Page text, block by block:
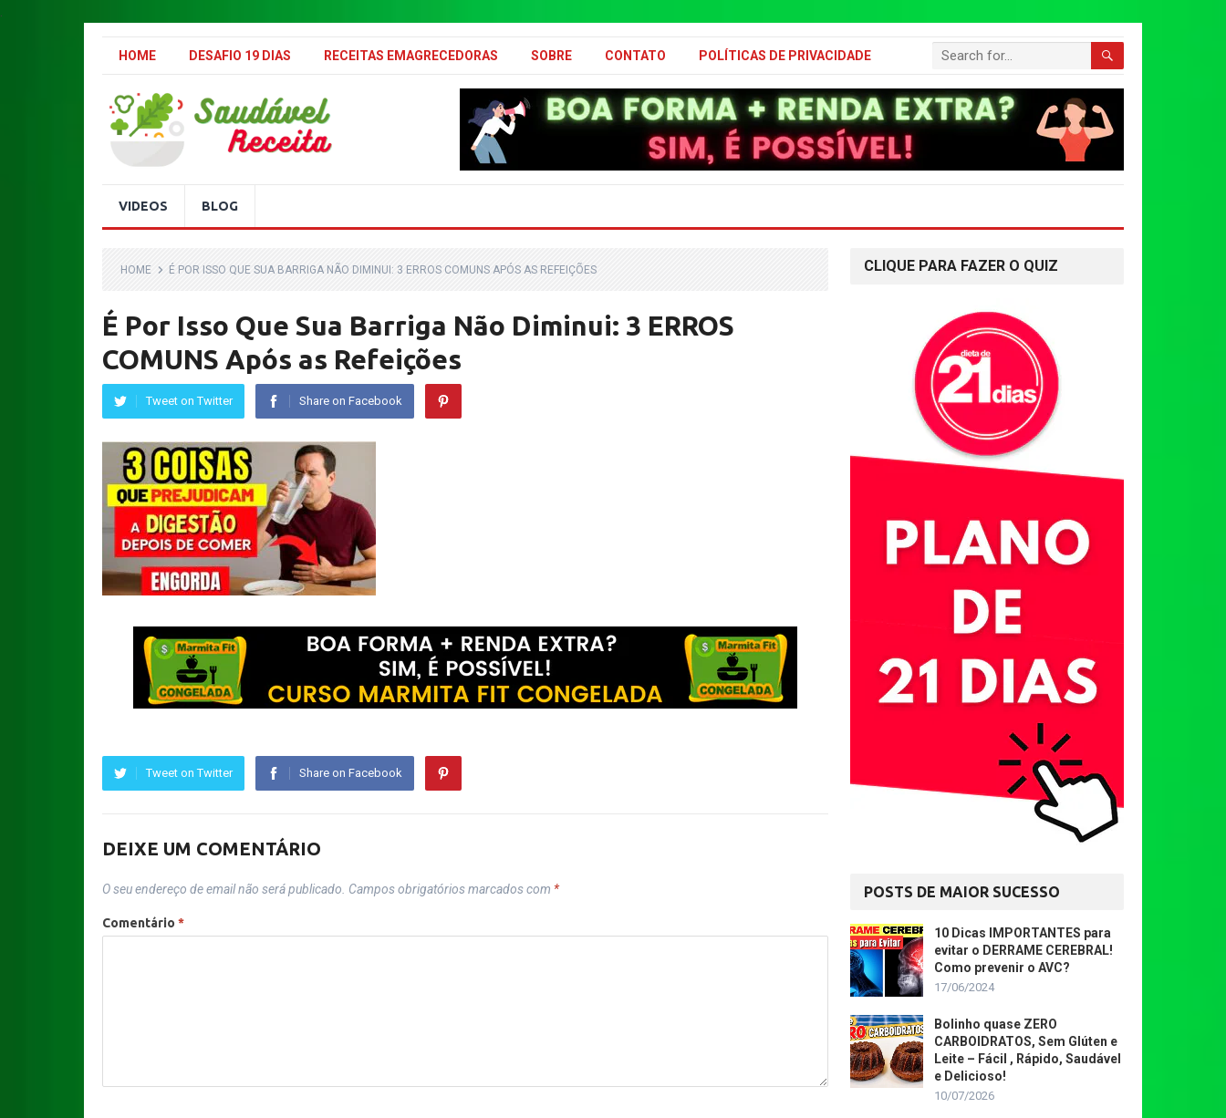
.
HOME DESAFIO 19 DIAS RECEITAS EMAGRECEDORAS SOBRE CONTATO POLÍTICAS DE PRIVACIDADE
VIDEOS BLOG
HOME É POR ISSO QUE SUA BARRIGA NÃO DIMINUI: 3 ERROS COMUNS APÓS AS REFEIÇÕES
É Por Isso Que Sua Barriga Não Diminui: 3 ERROS
COMUNS Após as Refeições
Tweet on Twitter Share on Facebook
Tweet on Twitter Share on Facebook
DEIXE UM COMENTÁRIO
O seu endereço de email não será publicado. Campos obrigatórios marcados com *
Comentário *
CLIQUE PARA FAZER O QUIZ
POSTS DE MAIOR SUCESSO
10 Dicas IMPORTANTES para
evitar o DERRAME CEREBRAL!
Como prevenir o AVC?
17/06/2024
Bolinho quase ZERO
CARBOIDRATOS, Sem Glúten e
Leite – Fácil , Rápido, Saudável
e Delicioso!
10/07/2026